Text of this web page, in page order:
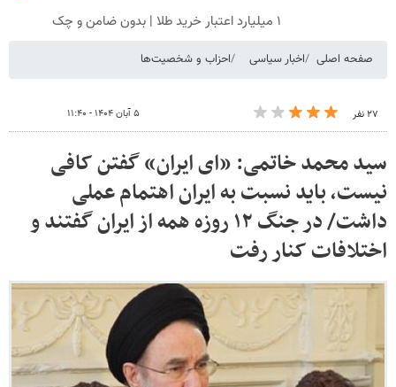
۱ میلیارد اعتبار خرید طلا | بدون ضامن و چک
صفحه اصلی اخبار سیاسی احزاب و شخصیت‌ها
۲۷ نفر ۵ آبان ۱۴۰۴ - ۱۱:۴۰
سید محمد خاتمی: «ای ایران» گفتن کافی
نیست، باید نسبت به ایران اهتمام عملی
داشت/ در جنگ ۱۲ روزه همه از ایران گفتند و
اختلافات کنار رفت